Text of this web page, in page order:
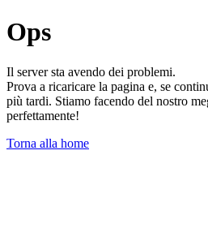
Ops
Il server sta avendo dei problemi.
Prova a ricaricare la pagina e, se
più tardi. Stiamo facendo del nostro
perfettamente!
Torna alla home